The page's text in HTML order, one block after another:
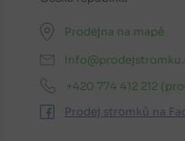
Prodejna na mapě
+420 774 412 212
Prodej stromků na